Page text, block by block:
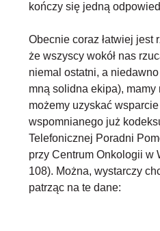
kończy się jedną
Obecnie coraz łatwiej jest
że wszyscy wokół nas
niemal ostatni, a
mną solidna ekipa), mamy
możemy uzyskać
wspomnianego już
Telefonicznej Poradni
przy Centrum Onkologii w
108). Można, wystarczy
patrząc na te dane: